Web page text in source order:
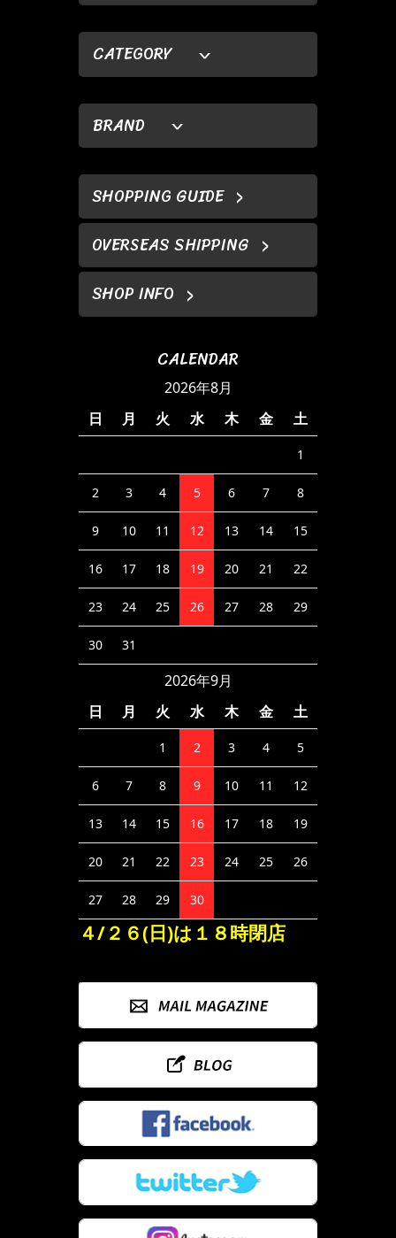
CATEGORY
BRAND
SHOPPING GUIDE
OVERSEAS SHIPPING
SHOP INFO
CALENDAR
2026年8月
日
月 火 水 木 金 土
1
2 3 4 5 6 7 8
9 10 11 12 13 14 15
16 17 18 19 20 21 22
23 24 25 26 27 28 29
30 31
2026年9月
日
月 火 水 木 金 土
1 2 3 4 5
6 7 8 9 10 11 12
13 14 15 16 17 18 19
20 21 22 23 24 25 26
27 28 29 30
４/２６(日)は１８時閉店